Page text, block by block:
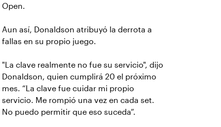
Open.
Aun así, Donaldson atribuyó la derrota a
fallas en su propio juego.
"La clave realmente no fue su servicio", dijo
Donaldson, quien cumplirá 20 el próximo
mes. “La clave fue cuidar mi propio
servicio. Me rompió una vez en cada set.
No puedo permitir que eso suceda”.